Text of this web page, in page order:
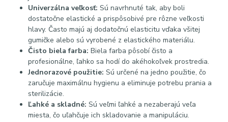
Univerzálna veľkosť: Sú navrhnuté tak, aby boli
dostatočne elastické a prispôsobivé pre rôzne veľkosti
hlavy. Často majú aj dodatočnú elasticitu vďaka všitej
gumičke alebo sú vyrobené z elastického materiálu.
Čisto biela farba: Biela farba pôsobí čisto a
profesionálne, ľahko sa hodí do akéhokoľvek prostredia.
Jednorazové použitie: Sú určené na jedno použitie, čo
zaručuje maximálnu hygienu a eliminuje potrebu prania a
sterilizácie.
Ľahké a skladné: Sú veľmi ľahké a nezaberajú veľa
miesta, čo uľahčuje ich skladovanie a manipuláciu.